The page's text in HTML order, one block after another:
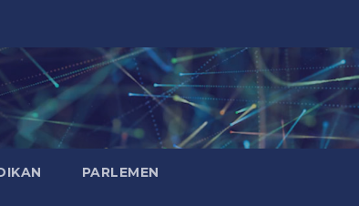
PARLEMEN